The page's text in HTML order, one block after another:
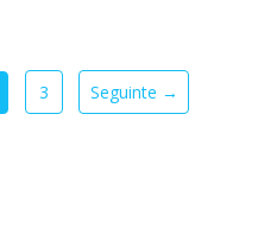
3 Seguinte →